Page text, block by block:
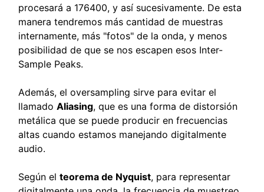
procesará a 176400, y así sucesivamente. De esta
manera tendremos más cantidad de muestras
internamente, más "fotos" de la onda, y menos
posibilidad de que se nos escapen esos Inter-
Sample Peaks.
Además, el oversampling sirve para evitar el
llamadoAliasing, que es una forma de distorsión
metálica que se puede producir en frecuencias
altas cuando estamos manejando digitalmente
audio.
Según elteorema de Nyquist, para representar